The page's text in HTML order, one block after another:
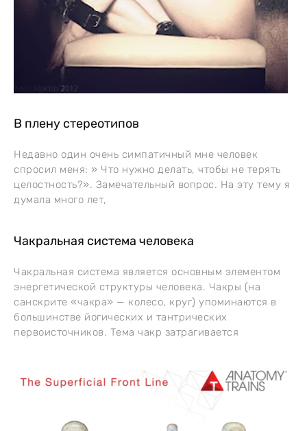
В плену стереотипов
Недавно один очень симпатичный мне человек
спросил меня: » Что нужно делать, чтобы не терять
целостность?». Замечательный вопрос. На эту тему я
думала много лет,
Чакральная система человека
Чакральная система является основным элементом
энергетической структуры человека. Чакры (на
санскрите «чакра» — колесо, круг) упоминаются в
большинстве йогических и тантрических
первоисточников. Тема чакр затрагивается